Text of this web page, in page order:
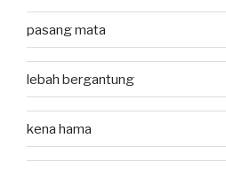
pasang mata
lebah bergantung
kena hama